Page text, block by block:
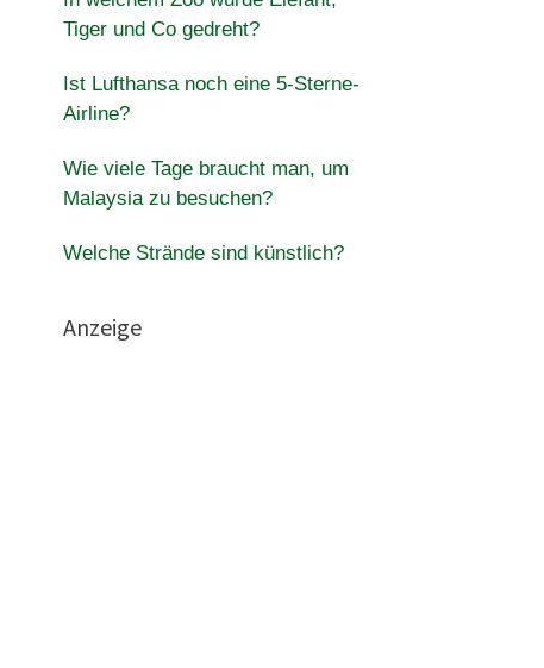
Tiger und Co gedreht?
Ist Lufthansa noch eine 5-Sterne-
Airline?
Wie viele Tage braucht man, um
Malaysia zu besuchen?
Welche Strände sind künstlich?
Anzeige